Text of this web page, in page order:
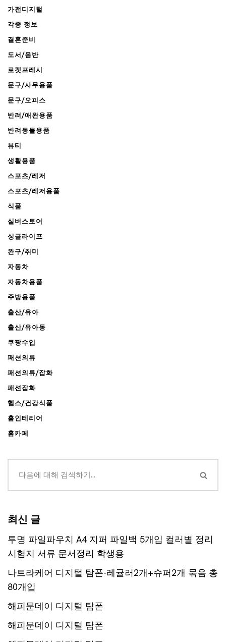
가전디지털
각종 정보
결혼준비
도서/음반
로켓프레시
문구/사무용품
문구/오피스
반려/애완용품
반려동물용품
뷰티
생활용품
스포츠/레저
스포츠/레저용품
식품
실버스토어
싱글라이프
완구/취미
자동차
자동차용품
주방용품
출산/유아
출산/유아동
쿠팡수입
패션의류
패션의류/잡화
패션잡화
헬스/건강식품
홈인테리어
홈카페
최신 글
투명 파일파우치 A4 지퍼 파일백 5개입 컬러별 정리
시험지 서류 문서정리 학생용
나트라케어 디지털 탐폰-레귤러2개+슈퍼2개 묶음 총
80개입
해피문데이 디지털 탐폰
해피문데이 디지털 탐폰